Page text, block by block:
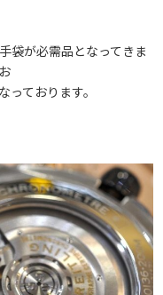
袋が必需品となってきま
ております。